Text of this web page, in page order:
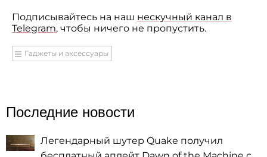
Подписывайтесь на наш нескучный канал в
Telegram, чтобы ничего не пропустить.
Гаджеты и аксессуары
Последние новости
Легендарный шутер Quake получил